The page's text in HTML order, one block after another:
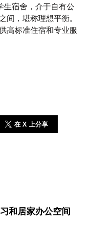
生宿舍，介于自有公
间，堪称理想平衡。
高标准住宿和专业服
在 X 上分享
和居家办公空间